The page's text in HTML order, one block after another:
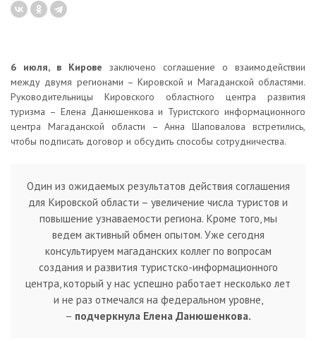
6 июля, в Кирове заключено соглашение о взаимодействии
между двумя регионами – Кировской и Магаданской областями.
Руководительницы Кировского областного центра развития
туризма – Елена Данюшенкова и Туристского информационного
центра Магаданской области – Анна Шаповалова встретились,
чтобы подписать договор и обсудить способы сотрудничества.
Один из ожидаемых результатов действия соглашения
для Кировской области – увеличение числа туристов и
повышение узнаваемости региона. Кроме того, мы
ведем активный обмен опытом. Уже сегодня
консультируем магаданских коллег по вопросам
создания и развития туристско-информационного
центра, который у нас успешно работает несколько лет
и не раз отмечался на федеральном уровне,
– подчеркнула Елена Данюшенкова.